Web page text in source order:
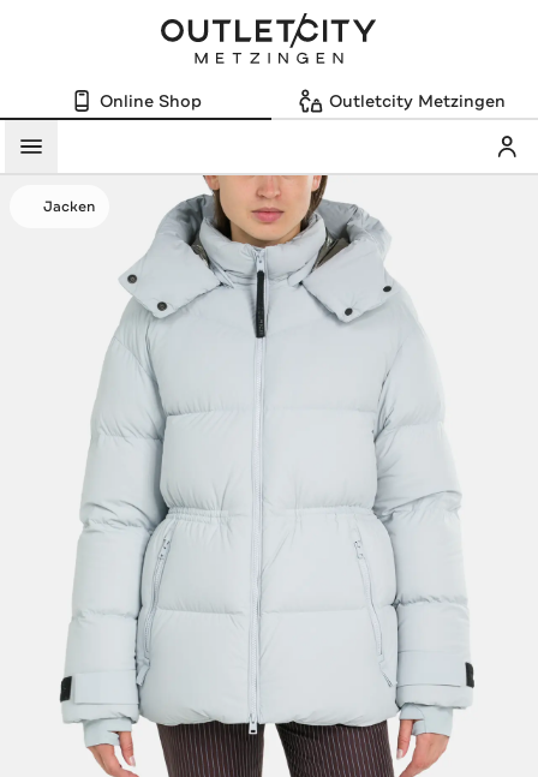
Online Shop Outletcity Metzingen
Menü
Jacken